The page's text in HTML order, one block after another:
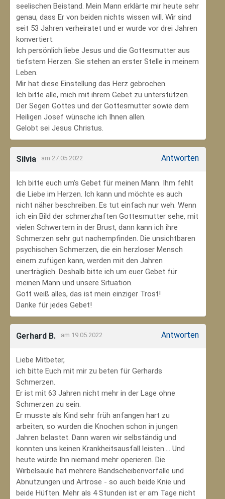
seelischen Beistand. Mein Mann erklärte mir heute sehr
genau, dass Er von beiden nichts wissen will. Wir sind
seit 53 Jahren verheiratet und er wurde vor drei Jahren
konvertiert.
Ich persönlich liebe Jesus und die Gottesmutter aus
tiefstem Herzen. Sie stehen an erster Stelle in meinem
Leben.
Mir hat diese Einstellung das Herz gebrochen.
Ich bitte alle, mich mit ihrem Gebet zu unterstützen.
Der Segen Gottes und der Gottesmutter sowie dem
Heiligen Josef wünsche ich Ihnen allen.
Gelobt sei Jesus Christus.
Silvia am 27.05.2022 Antworten
Ich bitte euch um's Gebet für meinen Mann. Ihm fehlt
die Liebe im Herzen. Ich kann und möchte es auch
nicht näher beschreiben. Es tut einfach nur weh. Wenn
ich ein Bild der schmerzhaften Gottesmutter sehe, mit
vielen Schwertern in der Brust, dann kann ich ihre
Schmerzen sehr gut nachempfinden. Die unsichtbaren
psychischen Schmerzen, die ein herzloser Mensch
einem zufügen kann, werden mit den Jahren
unerträglich. Deshalb bitte ich um euer Gebet für
meinen Mann und unsere Situation.
Gott weiß alles, das ist mein einziger Trost!
Danke für jedes Gebet!
Gerhard B. am 19.05.2022 Antworten
Liebe Mitbeter,
ich bitte Euch mit mir zu beten für Gerhards
Schmerzen.
Er ist mit 63 Jahren nicht mehr in der Lage ohne
Schmerzen zu sein.
Er musste als Kind sehr früh anfangen hart zu
arbeiten, so wurden die Knochen schon in jungen
Jahren belastet. Dann waren wir selbständig und
konnten uns keinen Krankheitsausfall leisten.... Und
heute würde Ihn niemand mehr operieren. Die
Wirbelsäule hat mehrere Bandscheibenvorfälle und
Abnutzungen und Artrose - so auch beide Knie und
beide Hüften. Mehr als 4 Stunden ist er am Tage nicht